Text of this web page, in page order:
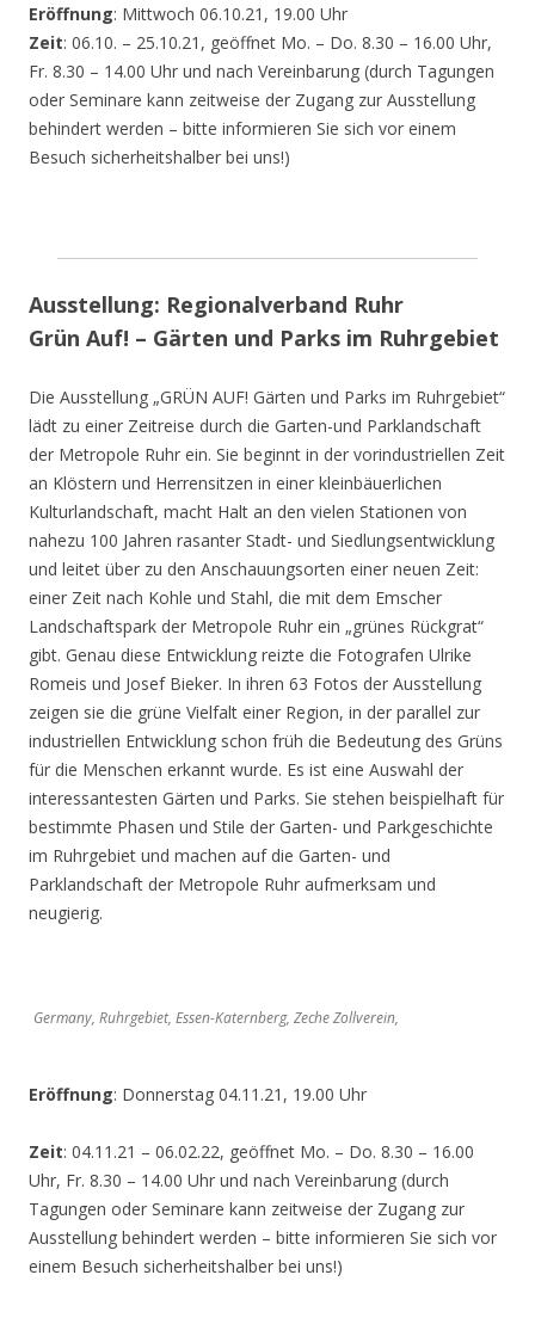
Eröffnung: Mittwoch 06.10.21, 19.00 Uhr
Zeit: 06.10. – 25.10.21, geöffnet Mo. – Do. 8.30 – 16.00 Uhr,
Fr. 8.30 – 14.00 Uhr und nach Vereinbarung (durch Tagungen
oder Seminare kann zeitweise der Zugang zur Ausstellung
behindert werden – bitte informieren Sie sich vor einem
Besuch sicherheitshalber bei uns!)
Ausstellung: Regionalverband Ruhr
Grün Auf! – Gärten und Parks im Ruhrgebiet
Die Ausstellung „GRÜN AUF! Gärten und Parks im Ruhrgebiet“
lädt zu einer Zeitreise durch die Garten-und Parklandschaft
der Metropole Ruhr ein. Sie beginnt in der vorindustriellen Zeit
an Klöstern und Herrensitzen in einer kleinbäuerlichen
Kulturlandschaft, macht Halt an den vielen Stationen von
nahezu 100 Jahren rasanter Stadt- und Siedlungsentwicklung
und leitet über zu den Anschauungsorten einer neuen Zeit:
einer Zeit nach Kohle und Stahl, die mit dem Emscher
Landschaftspark der Metropole Ruhr ein „grünes Rückgrat“
gibt. Genau diese Entwicklung reizte die Fotografen Ulrike
Romeis und Josef Bieker. In ihren 63 Fotos der Ausstellung
zeigen sie die grüne Vielfalt einer Region, in der parallel zur
industriellen Entwicklung schon früh die Bedeutung des Grüns
für die Menschen erkannt wurde. Es ist eine Auswahl der
interessantesten Gärten und Parks. Sie stehen beispielhaft für
bestimmte Phasen und Stile der Garten- und Parkgeschichte
im Ruhrgebiet und machen auf die Garten- und
Parklandschaft der Metropole Ruhr aufmerksam und
neugierig.
Germany, Ruhrgebiet, Essen-Katernberg, Zeche Zollverein,
Eröffnung: Donnerstag 04.11.21, 19.00 Uhr
Zeit: 04.11.21 – 06.02.22, geöffnet Mo. – Do. 8.30 – 16.00
Uhr, Fr. 8.30 – 14.00 Uhr und nach Vereinbarung (durch
Tagungen oder Seminare kann zeitweise der Zugang zur
Ausstellung behindert werden – bitte informieren Sie sich vor
einem Besuch sicherheitshalber bei uns!)